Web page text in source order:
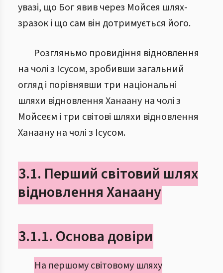
увазі, що Бог явив через Мойсея шлях-
зразок і що сам він дотримується його.
Розгляньмо провидіння відновлення
на чолі з Ісусом, зробивши загальний
огляд і порівнявши три національні
шляхи відновлення Ханаану на чолі з
Мойсеєм і три світові шляхи відновлення
Ханаану на чолі з Ісусом.
3.1. Перший світовий шлях
відновлення Ханаану
3.1.1. Основа довіри
На першому світовому шляху